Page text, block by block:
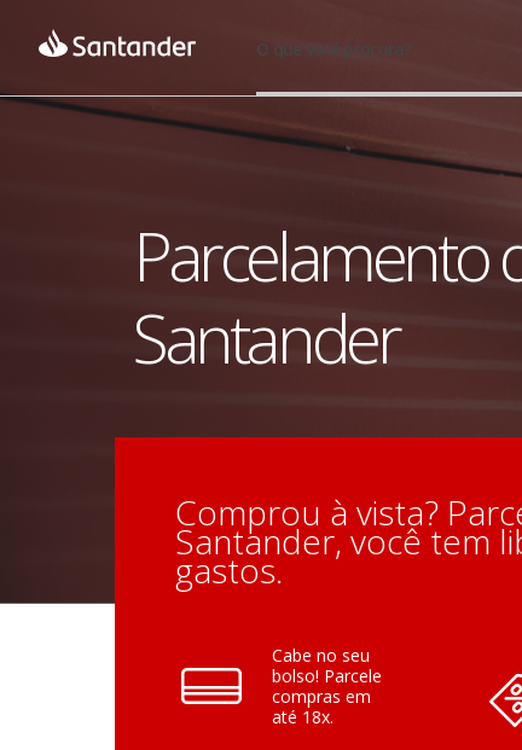
O que você procura?
Parcelamento
Santander
Comprou à vista?
Santander, você tem
gastos.
Cabe no seu
bolso! Parcele
compras em
até 18x.